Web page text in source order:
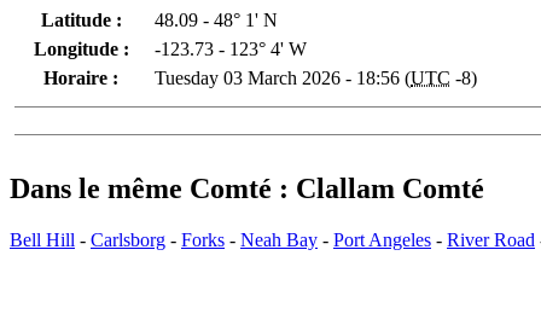
Latitude :
48.09 - 48° 1' N
Longitude :
-123.73 - 123° 4' W
Horaire :
Tuesday 03 March 2026 - 18:56 (UTC -8)
Dans le même Comté : Clallam Comté
Bell Hill - Carlsborg - Forks - Neah Bay - Port Angeles - River Road